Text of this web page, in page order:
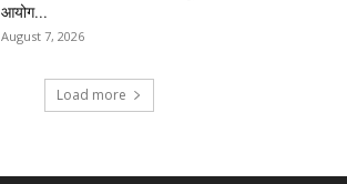
आयोग...
August 7, 2026
Load more